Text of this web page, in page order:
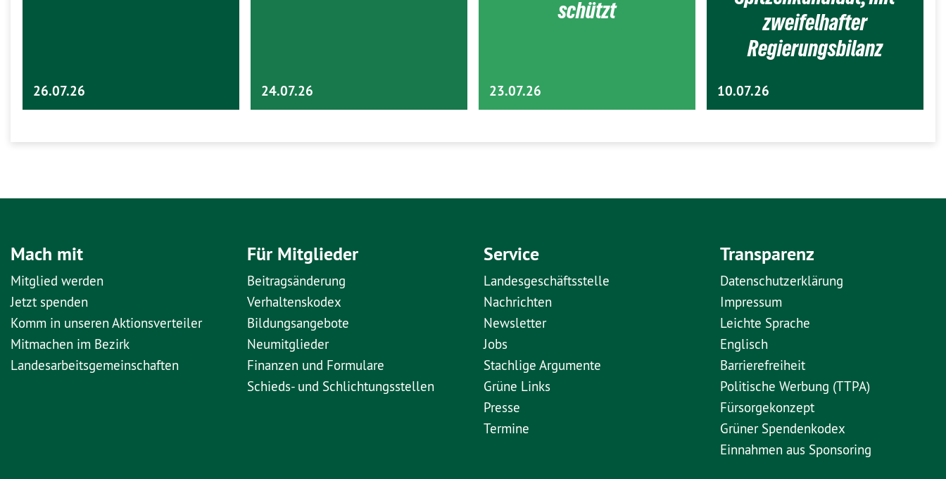
26.07.26 24.07.26
schützt
23.07.26
zweifelhafter
Regierungsbilanz
10.07.26
Mach mit
Mitglied werden
Jetzt spenden
Komm in unseren Aktionsverteiler
Mitmachen im Bezirk
Landesarbeitsgemeinschaften
Für Mitglieder
Beitragsänderung
Verhaltenskodex
Bildungsangebote
Neumitglieder
Finanzen und Formulare
Schieds- und Schlichtungsstellen
Service
Landesgeschäftsstelle
Nachrichten
Newsletter
Jobs
Stachlige Argumente
Grüne Links
Presse
Termine
Transparenz
Datenschutzerklärung
Impressum
Leichte Sprache
Englisch
Barrierefreiheit
Politische Werbung (TTPA)
Fürsorgekonzept
Grüner Spendenkodex
Einnahmen aus Sponsoring